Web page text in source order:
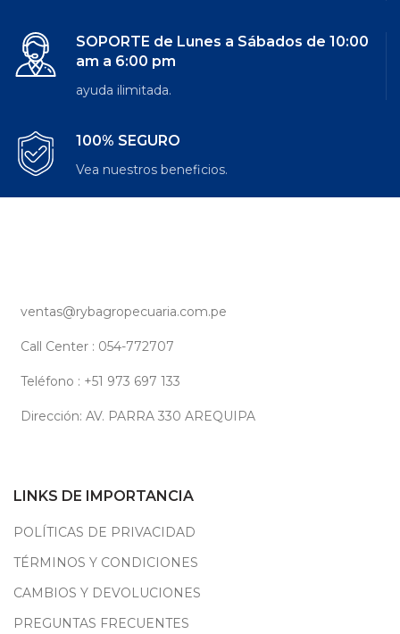
SOPORTE de Lunes a Sábados de 10:00
am a 6:00 pm
ayuda ilimitada.
100% SEGURO
Vea nuestros beneficios.
ventas@rybagropecuaria.com.pe
Call Center : 054-772707
Teléfono : +51 973 697 133
Dirección: AV. PARRA 330 AREQUIPA
LINKS DE IMPORTANCIA
POLÍTICAS DE PRIVACIDAD
TÉRMINOS Y CONDICIONES
CAMBIOS Y DEVOLUCIONES
PREGUNTAS FRECUENTES